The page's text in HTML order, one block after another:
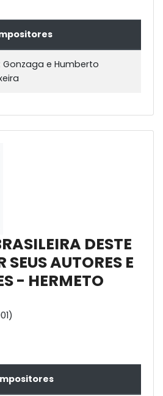
Gonzaga e Humberto
DESTE
SEUS AUTORES E
- HERMETO